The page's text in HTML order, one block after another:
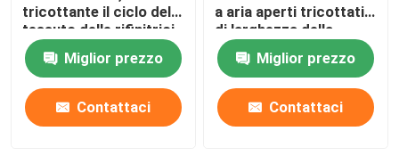
tricottante il ciclo del
tessuto delle rifinitrici
ad umidità controllata
Miglior prezzo
Contattaci
a aria aperti tricottati
di larghezza della
macchina della
regolazione di calore
del tessuto
Miglior prezzo
Contattaci